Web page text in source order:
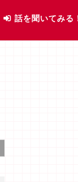
話を聞いてみる